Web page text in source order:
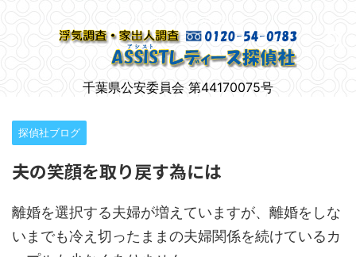
千葉県公安委員会 第44170075号
探偵社ブログ
夫の笑顔を取り戻す為には
離婚を選択する夫婦が増えていますが、離婚をしな
いまでも冷え切ったままの夫婦関係を続けているカ